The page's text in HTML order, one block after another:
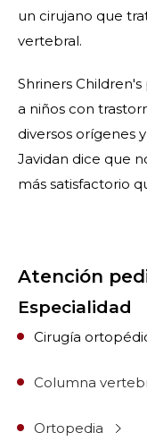
un cirujano que
vertebral.
Shriners
a niños con
diversos orígenes
Javidan dice que
más satisfactorio
Atención
Especialidad
Cirugía
Ortopedia